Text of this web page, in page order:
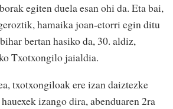
egiten duela esan ohi da. Eta bai,
hamaika joan-etorri egin ditu
bertan hasiko da, 30. aldiz,
Txotxongilo jaialdia.
txotxongiloak ere izan daiztezke
izango dira, abenduaren 2ra